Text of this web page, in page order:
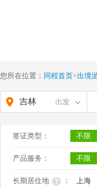
您所在位置： 同程首页>出境
吉林 出发
签证类型： 不限
产品服务： 不限
长期居住地 ： 上海